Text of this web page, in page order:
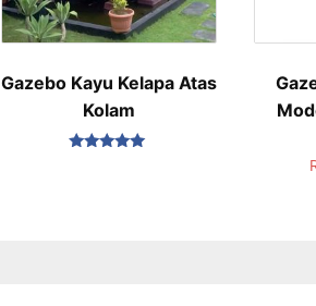
Gazebo Kayu Kelapa Atas
Kolam